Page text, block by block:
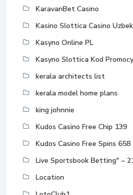
KaravanBet Casino
Kasino Slottica Casino
Kasyno Online PL
Kasyno Slottica Kod
kerala architects list
kerala model home plans
king johnnie
Kudos Casino Free Chip 139
Kudos Casino Free Spins 658
Live Sportsbook Betting" –
Location